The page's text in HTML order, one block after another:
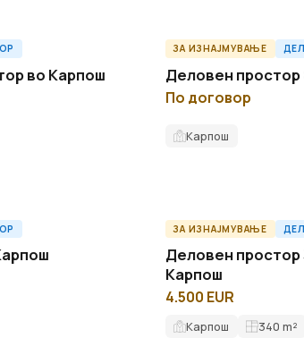
во Карпош
ЗА ИЗНАЈМУВАЊЕ
Деловен
По договор
Карпош
ЗА ИЗНАЈМУВАЊЕ
Деловен простор
Карпош
4.500 EUR
Карпош 340 m²